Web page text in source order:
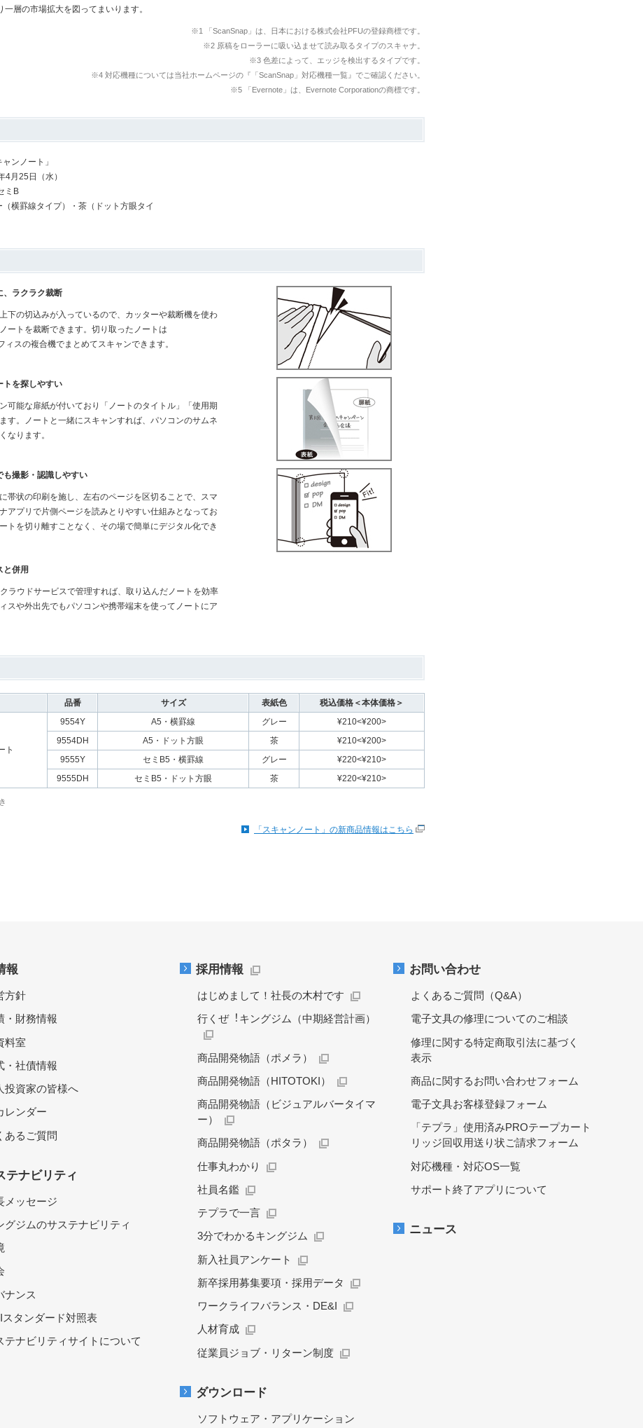
一層の市場拡大を図ってまいります。
※1 「ScanSnap」は、日本における株式会社PFUの登録商標です。
※2 原稿をローラーに吸い込ませて読み取るタイプのスキャナ。
※3 色差によって、エッジを検出するタイプです。
※4 対応機種については当社ホームページの『「ScanSnap」対応機種一覧』でご確認ください。
※5 「Evernote」は、Evernote Corporationの商標です。
ャンノート」
4月25日（水）
ミB
（横罫線タイプ）・茶（ドット方眼タイ
、ラクラク裁断
下の切込みが入っているので、カッターや裁断機を使わ
ートを裁断できます。切り取ったノートは
ィスの複合機でまとめてスキャンできます。
トを探しやすい
可能な扉紙が付いており「ノートのタイトル」「使用期
す。ノートと一緒にスキャンすれば、パソコンのサムネ
なります。
も撮影・認識しやすい
帯状の印刷を施し、左右のページを区切ることで、スマ
アプリで片側ページを読みとりやすい仕組みとなってお
トを切り離すことなく、その場で簡単にデジタル化でき
と併用
クラウドサービスで管理すれば、取り込んだノートを効率
スや外出先でもパソコンや携帯端末を使ってノートにア
品番 サイズ 表紙色 税込価格＜本体価格＞
ト
9554Y A5・横罫線 グレー
¥210<¥200>
9554DH
A5・ドット方眼 茶
¥210<¥200>
9555Y
セミB5・横罫線 グレー
¥220<¥210>
9555DH
セミB5・ドット方眼 茶 ¥220<¥210>
「スキャンノート」の新商品情報はこちら
報
方針
・財務情報
料室
・社債情報
投資家の皆様へ
レンダー
あるご質問
テナビリティ
メッセージ
グジムのサステナビリティ
ナンス
スタンダード対照表
テナビリティサイトについて
採用情報
はじめまして！社長の木村です
行くぜ︕キングジム（中期経営計画）
商品開発物語（ポメラ）
商品開発物語（HITOTOKI）
商品開発物語（ビジュアルバータイマ
ー）
商品開発物語（ポタラ）
仕事丸わかり
社員名鑑
テプラで一言
3分でわかるキングジム
新入社員アンケート
新卒採用募集要項・採用データ
ワークライフバランス・DE&I
人材育成
従業員ジョブ・リターン制度
ダウンロード
ソフトウェア・アプリケーション
お問い合わせ
よくあるご質問（Q&A）
電子文具の修理についてのご相談
修理に関する特定商取引法に基づく
表示
商品に関するお問い合わせフォーム
電子文具お客様登録フォーム
「テプラ」使用済みPROテープカート
リッジ回収用送り状ご請求フォーム
対応機種・対応OS一覧
サポート終了アプリについて
ニュース